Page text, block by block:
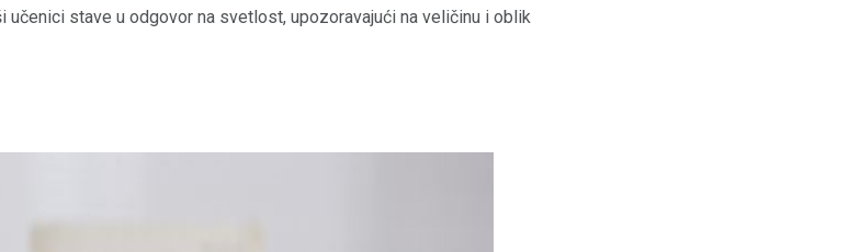
stave u odgovor na svetlost, upozoravajući na veličinu i oblik